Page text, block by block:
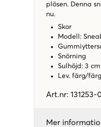
plösen. Denna
nu.
Skor
Modell:
Snörning
Sulhöjd: 3 cm
Lev. färg/
Art.nr: 131253-
Mer